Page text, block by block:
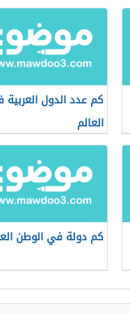
كم عدد الدول
العالم
كم دولة في الوطن